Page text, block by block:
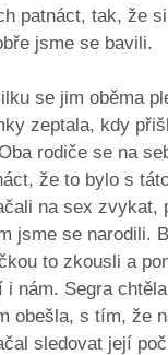
patnáct, tak, že
jsme se bavili.
se jim oběma
zeptala, kdy
rodiče se na
že to bylo s
na sex zvykat,
jsme se narodili.
to zkousli a
nám. Segra
obešla, s tím, že
sledovat její